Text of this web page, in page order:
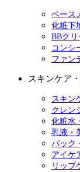
ベース
化粧下
BBクリ
コンシ
ファン
スキンケア
スキン
クレン
化粧水
乳液・
パック
アイケ
リップ